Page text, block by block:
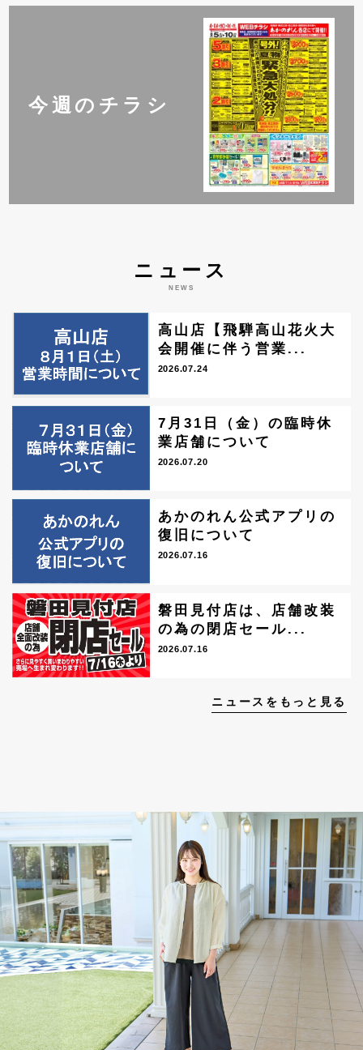
今週のチラシ
ニュース
NEWS
高山店【飛騨高山花火大
会開催に伴う営業...
2026.07.24
7月31日（金）の臨時休
業店舗について
2026.07.20
あかのれん公式アプリの
復旧について
2026.07.16
磐田見付店は、店舗改装
の為の閉店セール...
2026.07.16
ニュースをもっと見る